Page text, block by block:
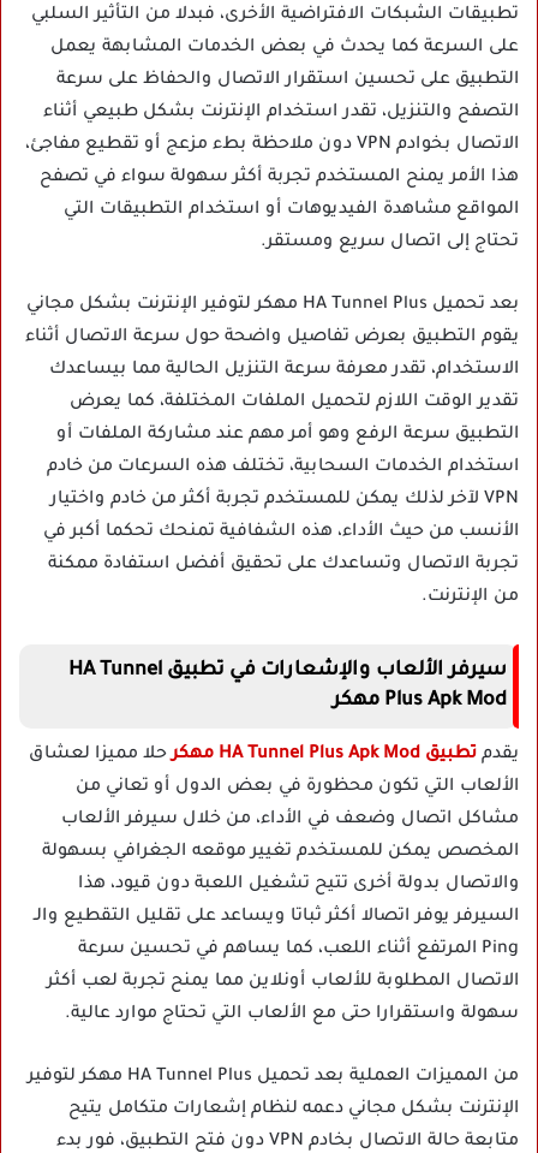
تطبيقات الشبكات الافتراضية الأخرى، فبدلا من التأثير السلبي
على السرعة كما يحدث في بعض الخدمات المشابهة يعمل
التطبيق على تحسين استقرار الاتصال والحفاظ على سرعة
التصفح والتنزيل، تقدر استخدام الإنترنت بشكل طبيعي أثناء
الاتصال بخوادم VPN دون ملاحظة بطء مزعج أو تقطيع مفاجئ،
هذا الأمر يمنح المستخدم تجربة أكثر سهولة سواء في تصفح
المواقع مشاهدة الفيديوهات أو استخدام التطبيقات التي
تحتاج إلى اتصال سريع ومستقر.
بعد تحميل HA Tunnel Plus مهكر لتوفير الإنترنت بشكل مجاني
يقوم التطبيق بعرض تفاصيل واضحة حول سرعة الاتصال أثناء
الاستخدام، تقدر معرفة سرعة التنزيل الحالية مما بيساعدك
تقدير الوقت اللازم لتحميل الملفات المختلفة، كما يعرض
التطبيق سرعة الرفع وهو أمر مهم عند مشاركة الملفات أو
استخدام الخدمات السحابية، تختلف هذه السرعات من خادم
VPN لآخر لذلك يمكن للمستخدم تجربة أكثر من خادم واختيار
الأنسب من حيث الأداء، هذه الشفافية تمنحك تحكما أكبر في
تجربة الاتصال وتساعدك على تحقيق أفضل استفادة ممكنة
من الإنترنت.
سيرفر الألعاب والإشعارات في تطبيق HA Tunnel
Plus Apk Mod مهكر
يقدم تطبيق HA Tunnel Plus Apk Mod مهكر
حلا مميزا لعشاق
الألعاب التي تكون محظورة في بعض الدول أو تعاني من
مشاكل اتصال وضعف في الأداء، من خلال سيرفر الألعاب
المخصص يمكن للمستخدم تغيير موقعه الجغرافي بسهولة
والاتصال بدولة أخرى تتيح تشغيل اللعبة دون قيود، هذا
السيرفر يوفر اتصالا أكثر ثباتا ويساعد على تقليل التقطيع والـ
Ping المرتفع أثناء اللعب، كما يساهم في تحسين سرعة
الاتصال المطلوبة للألعاب أونلاين مما يمنح تجربة لعب أكثر
سهولة واستقرارا حتى مع الألعاب التي تحتاج موارد عالية.
من المميزات العملية بعد تحميل HA Tunnel Plus مهكر لتوفير
الإنترنت بشكل مجاني دعمه لنظام إشعارات متكامل يتيح
متابعة حالة الاتصال بخادم VPN دون فتح التطبيق، فور بدء